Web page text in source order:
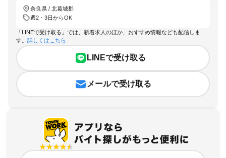
奈良県 / 北葛城郡
週2・3日からOK
「LINEで受け取る」では、新着求人のほか、おすすめ情報なども配信しま
す。 詳しくはこちら
LINEで受け取る
メールで受け取る